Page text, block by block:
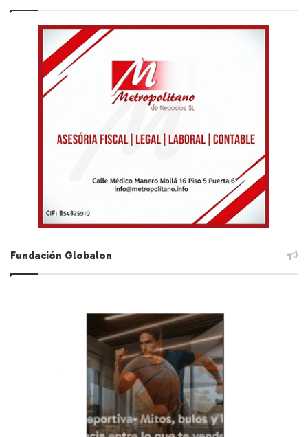
Fundación Globalon